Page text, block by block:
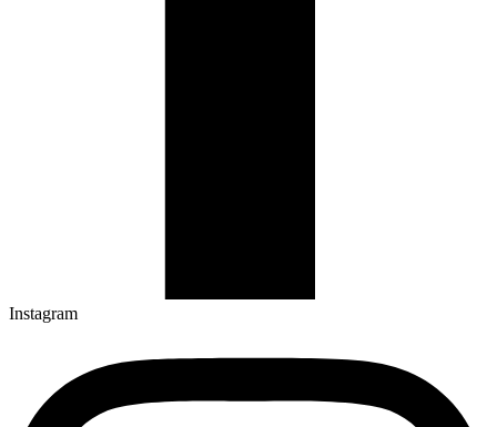
Instagram